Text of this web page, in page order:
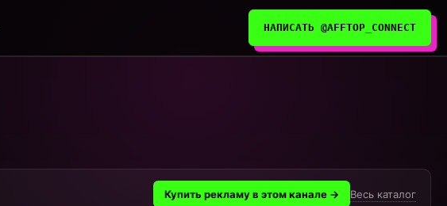
НАПИСАТЬ @AFFTOP_CONNECT
Купить рекламу в этом канале → Весь каталог